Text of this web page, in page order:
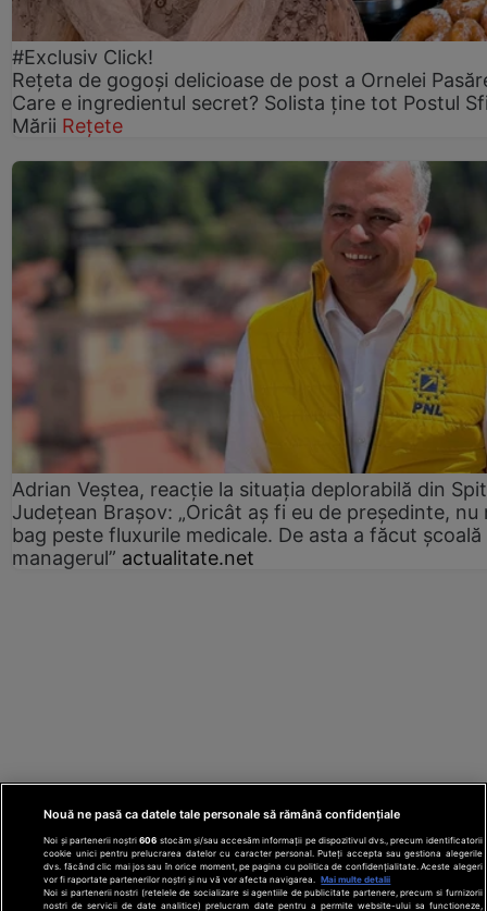
#Exclusiv Click!
Rețeta de gogoşi delicioase de post a Ornelei
Care e ingredientul secret? Solista ține tot Postul
Mării Rețete
Adrian Veștea, reacție la situația deplorabilă din
Județean Brașov: „Oricât aș fi eu de președinte, nu
bag peste fluxurile medicale. De asta a făcut școală
managerul” actualitate.net
Nouă ne pasă ca datele tale personale să rămână confidențiale
Noi și partenerii noștri606 stocăm și/sau accesăm informații pe dispozitivul dvs., precum identificatorii
cookie unici pentru prelucrarea datelor cu caracter personal. Puteți accepta sau gestiona alegerile
dvs. făcând clic mai jos sau în orice moment, pe pagina cu politica de confidențialitate. Aceste alegeri
vor fi raportate partenerilor noștri și nu vă vor afecta navigarea.
Mai multe detalii
Noi si partenerii nostri (retelele de socializare si agentiile de publicitate partenere, precum si furnizorii
nostri de servicii de date analitice) prelucram date pentru a permite website-ului sa functioneze,